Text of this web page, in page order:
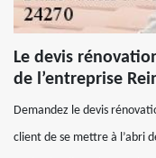
Le devis
de l’entreprise
Demandez le devis
client de se mettre à l’abri